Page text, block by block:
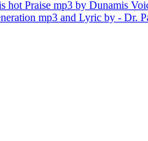
hot Praise mp3 by Dunamis
mp3 and Lyric by - Dr.